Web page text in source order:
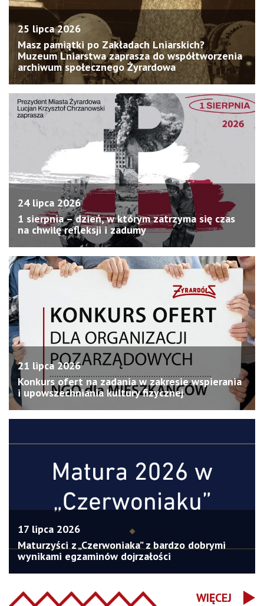
25 lipca 2026
Masz pamiątki po Zakładach Lniarskich?
Muzeum Lniarstwa zaprasza do współtworzenia
archiwum społecznego Żyrardowa
24 lipca 2026
1 sierpnia – dzień, w którym zatrzyma się czas
na chwilę refleksji i zadumy
21 lipca 2026
Konkurs ofert na zadania w zakresie wspierania
i upowszechniania kultury fizycznej
17 lipca 2026
Maturzyści z „Czerwoniaka” z bardzo dobrymi
wynikami egzaminów dojrzałości
WIĘCEJ